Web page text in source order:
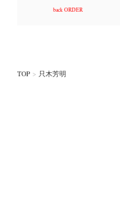
back ORDER
TOP > 只木芳明